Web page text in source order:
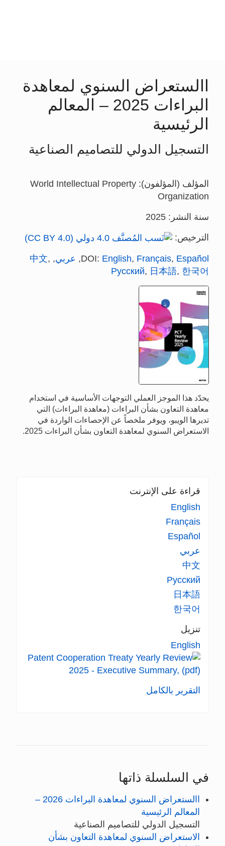
االستعراض السنوي لمعاهدة
البراءات 2025 – المعالم
الرئيسية
التسجيل الدولي للتصاميم الصناعية
المؤلف (المؤلفون): World Intellectual Property
Organization
سنة النشر: 2025
الترخيص:
DOI: English, Français, Español
, عربي,
中文,
Русский, 日本語, 한국어
يحدّد هذا الموجز العملي التوجهات الأساسية في استخدام
معاهدة التعاون بشأن البراءات (معاهدة البراءات) التي
تديرها الويبو، ويوفر ملخصاً عن الإحصاءات الواردة في
الاستعراض السنوي لمعاهدة التعاون بشأن البراءات 2025.
قراءة على الإنترنت
English
Français
Español
عربي
中文
Русский
日本語
한국어
تنزيل
English
التقرير بالكامل
في السلسلة ذاتها
االستعراض السنوي لمعاهدة البراءات 2026 –
المعالم الرئيسية
التسجيل الدولي للتصاميم الصناعية
الاستعراض السنوي لمعاهدة التعاون بشأن